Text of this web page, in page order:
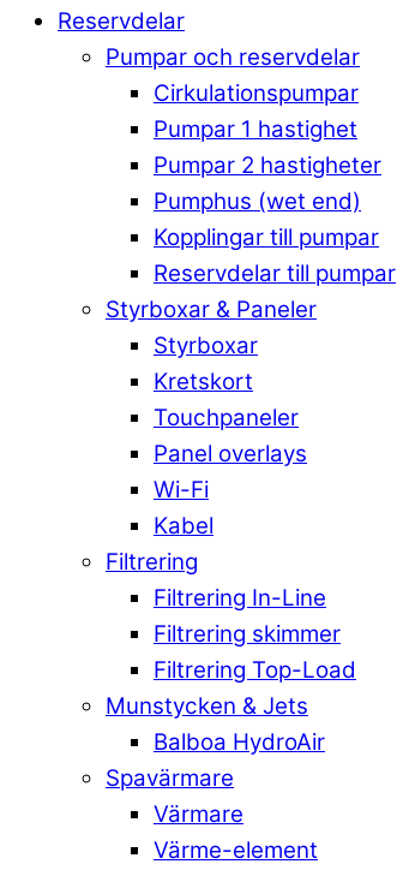
Reservdelar
Pumpar och reservdelar
Cirkulationspumpar
Pumpar 1 hastighet
Pumpar 2 hastigheter
Pumphus (wet end)
Kopplingar till pumpar
Reservdelar till pumpar
Styrboxar & Paneler
Styrboxar
Kretskort
Touchpaneler
Panel overlays
Wi-Fi
Kabel
Filtrering
Filtrering In-Line
Filtrering skimmer
Filtrering Top-Load
Munstycken & Jets
Balboa HydroAir
Spavärmare
Värmare
Värme-element